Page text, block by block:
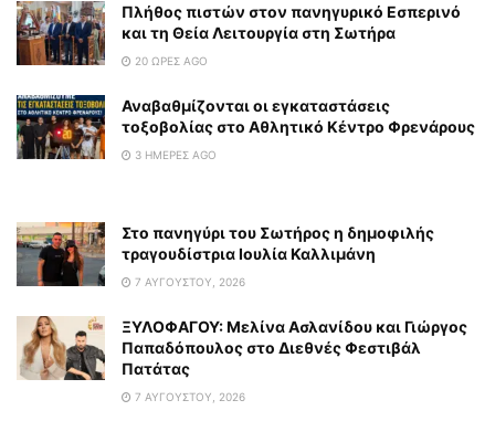
Πλήθος πιστών στον πανηγυρικό Εσπερινό
και τη Θεία Λειτουργία στη Σωτήρα
20 ΏΡΕΣ AGO
Αναβαθμίζονται οι εγκαταστάσεις
τοξοβολίας στο Αθλητικό Κέντρο Φρενάρους
3 ΗΜΈΡΕΣ AGO
Στο πανηγύρι του Σωτήρος η δημοφιλής
τραγουδίστρια Ιουλία Καλλιμάνη
7 ΑΥΓΟΎΣΤΟΥ, 2026
ΞΥΛΟΦΑΓΟΥ: Μελίνα Ασλανίδου και Γιώργος
Παπαδόπουλος στο Διεθνές Φεστιβάλ
Πατάτας
7 ΑΥΓΟΎΣΤΟΥ, 2026